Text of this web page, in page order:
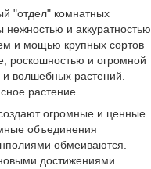
"отдел" комнатных
и аккуратностью
и мощью крупных сортов
роскошностью и огромной
волшебных растений.
растение.
огромные и ценные
объединения
обмеиваются.
достижениями.